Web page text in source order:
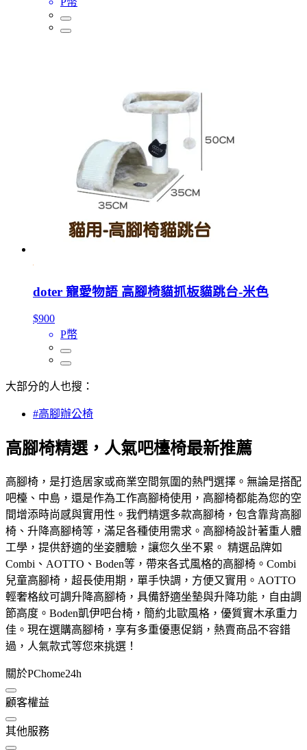
doter 寵愛物語 高腳椅貓抓板貓跳台-米色
$900
P幣
大部分的人也搜：
#高腳辦公椅
高腳椅精選，人氣吧檯椅最新推薦
高腳椅，是打造居家或商業空間氛圍的熱門選擇。無論是搭配
吧檯、中島，還是作為工作高腳椅使用，高腳椅都能為您的空
間增添時尚感與實用性。我們精選多款高腳椅，包含靠背高腳
椅、升降高腳椅等，滿足各種使用需求。高腳椅設計著重人體
工學，提供舒適的坐姿體驗，讓您久坐不累。 精選品牌如
Combi、AOTTO、Boden等，帶來各式風格的高腳椅。Combi
兒童高腳椅，超長使用期，單手快調，方便又實用。AOTTO
輕奢格紋可調升降高腳椅，具備舒適坐墊與升降功能，自由調
節高度。Boden凱伊吧台椅，簡約北歐風格，優質實木承重力
佳。現在選購高腳椅，享有多重優惠促銷，熱賣商品不容錯
過，人氣款式等您來挑選！
關於PChome24h
顧客權益
其他服務